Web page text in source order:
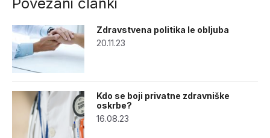
Zdravstvena politika le obljuba
20.11.23
Kdo se boji privatne zdravniške
oskrbe?
16.08.23